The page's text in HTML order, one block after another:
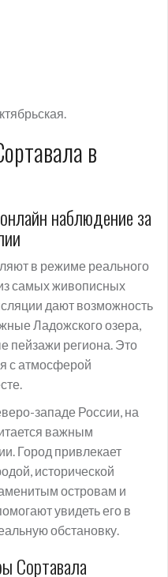
в
наблюдение за
в режиме реального
самых живописных
дают возможность
Ладожского озера,
пейзажи региона. Это
с атмосферой
западе России, на
важным
Город привлекает
исторической
островам и
увидеть его в
обстановку.
Сортавала